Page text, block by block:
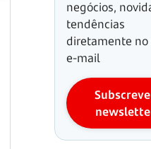
negócios,
tendências
diretamente no
e-mail